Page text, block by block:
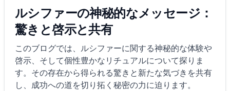
ルシファーの神秘的なメッセージ：
驚きと啓示と共有
このブログでは、ルシファーに関する神秘的な体験や
啓示、そして個性豊かなリチュアルについて探りま
す。その存在から得られる驚きと新たな気づきを共有
し、成功への道を切り拓く秘密の力に迫ります。